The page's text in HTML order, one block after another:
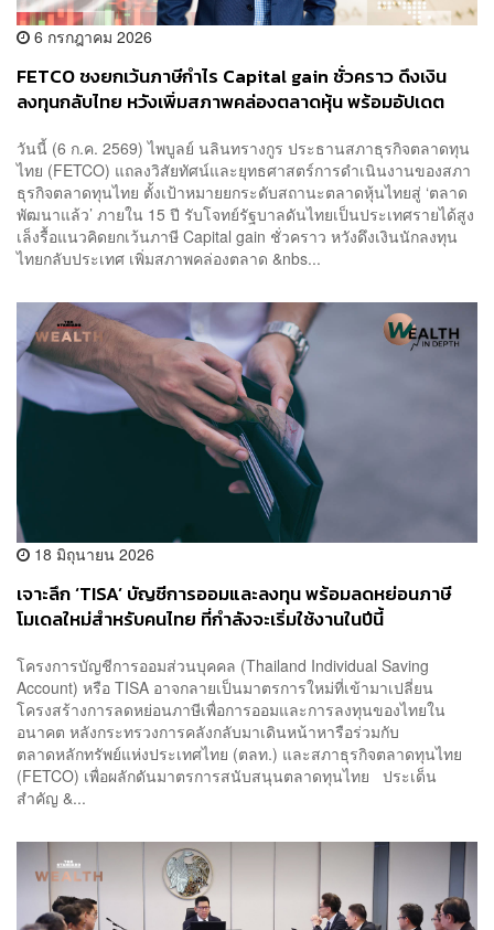
6 กรกฎาคม 2026
FETCO ชงยกเว้นภาษีกำไร Capital gain ชั่วคราว ดึงเงิน
ลงทุนกลับไทย หวังเพิ่มสภาพคล่องตลาดหุ้น พร้อมอัปเดต
วันนี้ (6 ก.ค. 2569) ไพบูลย์ นลินทรางกูร ประธานสภาธุรกิจตลาดทุน
ไทย (FETCO) แถลงวิสัยทัศน์และยุทธศาสตร์การดำเนินงานของสภา
ธุรกิจตลาดทุนไทย ตั้งเป้าหมายยกระดับสถานะตลาดหุ้นไทยสู่ ‘ตลาด
พัฒนาแล้ว’ ภายใน 15 ปี รับโจทย์รัฐบาลดันไทยเป็นประเทศรายได้สูง
เล็งรื้อแนวคิดยกเว้นภาษี Capital gain ชั่วคราว หวังดึงเงินนักลงทุน
ไทยกลับประเทศ เพิ่มสภาพคล่องตลาด &nbs...
18 มิถุนายน 2026
เจาะลึก ‘TISA’ บัญชีการออมและลงทุน พร้อมลดหย่อนภาษี
โมเดลใหม่สำหรับคนไทย ที่กำลังจะเริ่มใช้งานในปีนี้
โครงการบัญชีการออมส่วนบุคคล (Thailand Individual Saving
Account) หรือ TISA อาจกลายเป็นมาตรการใหม่ที่เข้ามาเปลี่ยน
โครงสร้างการลดหย่อนภาษีเพื่อการออมและการลงทุนของไทยใน
อนาคต หลังกระทรวงการคลังกลับมาเดินหน้าหารือร่วมกับ
ตลาดหลักทรัพย์แห่งประเทศไทย (ตลท.) และสภาธุรกิจตลาดทุนไทย
(FETCO) เพื่อผลักดันมาตรการสนับสนุนตลาดทุนไทย ประเด็น
สำคัญ &...